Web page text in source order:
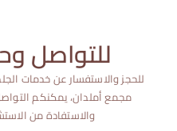
للتواصل
للحجز والاستفسار عن خدمات
مجمع أملدان، يمكنكم
والاستفادة من